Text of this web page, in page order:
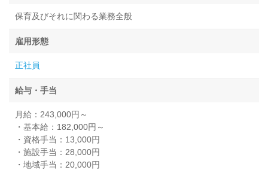
保育及びそれに関わる業務全般
雇用形態
正社員
給与・手当
月給：243,000円～
・基本給：182,000円～
・資格手当：13,000円
・施設手当：28,000円
・地域手当：20,000円